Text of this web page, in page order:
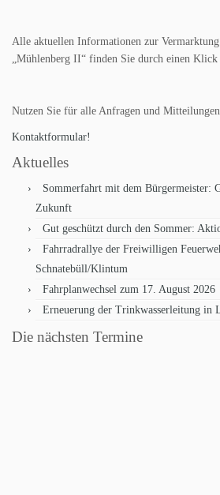
Alle aktuellen Informationen zur Vermarktung
„Mühlenberg II“ finden Sie durch einen
Nutzen Sie für alle Anfragen und
Kontaktformular!
Aktuelles
Sommerfahrt mit dem Bürgermeister:
Zukunft
Gut geschützt durch den Sommer:
Fahrradrallye der Freiwilligen
Schnatebüll/Klintum
Fahrplanwechsel zum 17. August 2026
Erneuerung der Trinkwasserleitung in
Die nächsten Termine